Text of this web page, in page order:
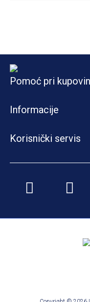
Pomoć pri
Informacije
Korisnički servis